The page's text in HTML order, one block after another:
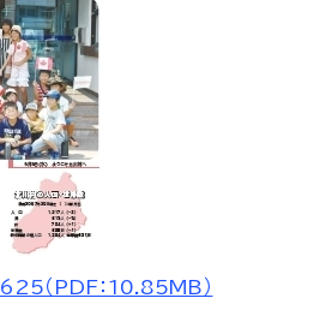
（PDF：10.85MB）